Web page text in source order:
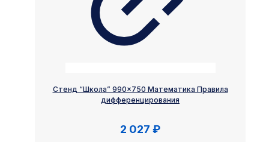
Стенд “Школа” 990×750 Математика Правила
дифференцирования
2 027 ₽